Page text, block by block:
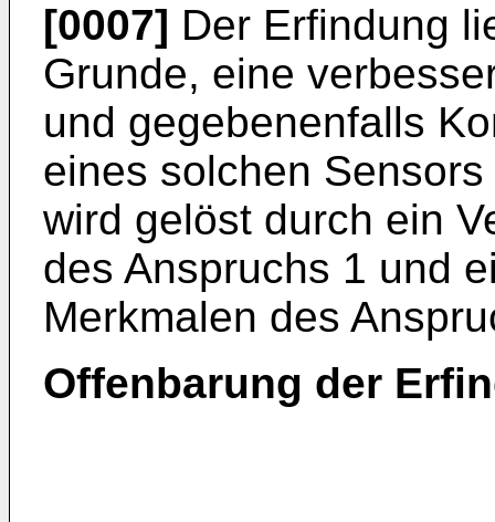
[0007] Der Erfindung
Grunde, eine
und gegebenenfalls
eines solchen
wird gelöst durch ein
des Anspruchs 1 und
Merkmalen des
Offenbarung der